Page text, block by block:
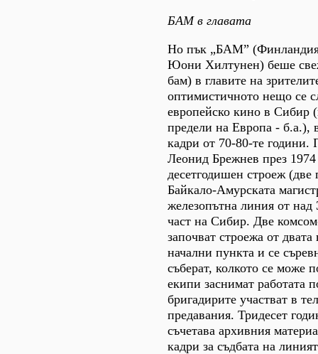
БАМ в главата
Но пък „БАМ”
Юони Хилтунен) беше
бам) в главите на
оптимистичното нещо се
европейско кино в Сибир
предели на Европа - б.а.),
кадри от 70-80-те години.
Леонид Брежнев през 1974
десетгодишен строеж (две
Байкало-Амурската
железопътна линия от
част на Сибир. Две
започват строежа от
начални пункта и се
съберат, колкото се може
екипи заснимат работата
бригадирите участват в
предавания. Тридесет
съчетава архивния
кадри за съдбата на